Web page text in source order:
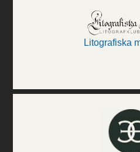
Litografiska